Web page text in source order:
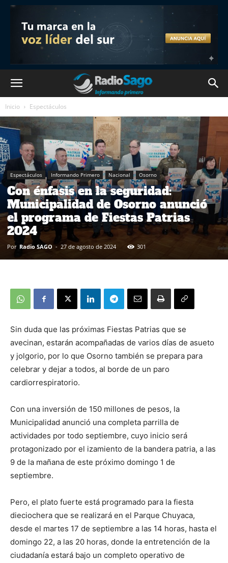
Inicio Espectáculos
Espectáculos Informando Primero Nacional Osorno
Con énfasis en la seguridad:
Municipalidad de Osorno anunció
el programa de Fiestas Patrias
2024
Por Radio SAGO - 27 de agosto de 2024 301
Sin duda que las próximas Fiestas Patrias que se
avecinan, estarán acompañadas de varios días de asueto
y jolgorio, por lo que Osorno también se prepara para
celebrar y dejar a todos, al borde de un paro
cardiorrespiratorio.
Con una inversión de 150 millones de pesos, la
Municipalidad anunció una completa parrilla de
actividades por todo septiembre, cuyo inicio será
protagonizado por el izamiento de la bandera patria, a las
9 de la mañana de este próximo domingo 1 de
septiembre.
Pero, el plato fuerte está programado para la fiesta
dieciochera que se realizará en el Parque Chuyaca,
desde el martes 17 de septiembre a las 14 horas, hasta el
domingo 22, a las 20 horas, donde la entretención de la
ciudadanía estará bajo un completo operativo de